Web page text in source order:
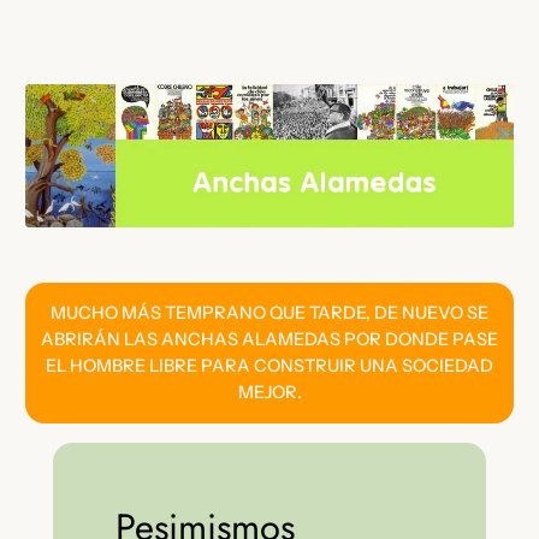
contenido
MUCHO MÁS TEMPRANO QUE TARDE, DE NUEVO SE
ABRIRÁN LAS ANCHAS ALAMEDAS POR DONDE PASE
EL HOMBRE LIBRE PARA CONSTRUIR UNA SOCIEDAD
MEJOR.
Pesimismos